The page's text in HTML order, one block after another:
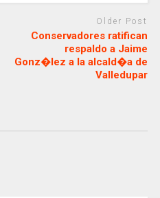
Older Post
Conservadores ratifican
respaldo a Jaime
Gonz�lez a la alcald�a de
Valledupar